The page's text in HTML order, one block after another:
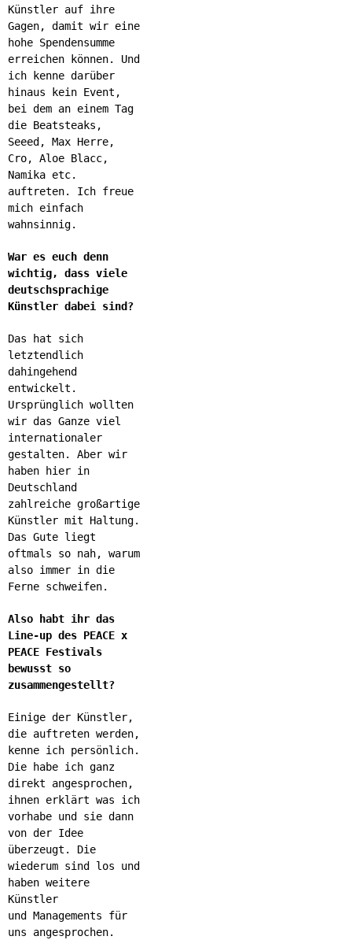
Künstler auf ihre
Gagen, damit wir eine
hohe Spendensumme
erreichen können. Und
ich kenne darüber
hinaus kein Event,
bei dem an einem Tag
die Beatsteaks,
Seeed, Max Herre,
Cro, Aloe Blacc,
Namika etc.
auftreten. Ich freue
mich einfach
wahnsinnig.
War es euch denn
wichtig, dass viele
deutschsprachige
Künstler dabei sind?
Das hat sich
letztendlich
dahingehend
entwickelt.
Ursprünglich wollten
wir das Ganze viel
internationaler
gestalten. Aber wir
haben hier in
Deutschland
zahlreiche großartige
Künstler mit Haltung.
Das Gute liegt
oftmals so nah, warum
also immer in die
Ferne schweifen.
Also habt ihr das
Line-up des PEACE x
PEACE Festivals
bewusst so
zusammengestellt?
Einige der Künstler,
die auftreten werden,
kenne ich persönlich.
Die habe ich ganz
direkt angesprochen,
ihnen erklärt was ich
vorhabe und sie dann
von der Idee
überzeugt. Die
wiederum sind los und
haben weitere
Künstler
und Managements für
uns angesprochen.